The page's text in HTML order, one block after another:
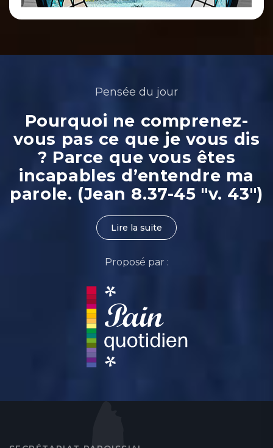
Pensée du jour
Pourquoi ne comprenez-
vous pas ce que je vous dis
? Parce que vous êtes
incapables d’entendre ma
parole. (Jean 8.37-45 "v. 43")
Lire la suite
Proposé par :